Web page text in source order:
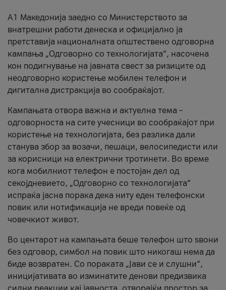
A1 Македонија заедно со Министерството за
внатрешни работи денеска и официјално ја
претставија националната општествено одговорна
кампања „Одговорно со технологијата“, насочена
кон подигнување на јавната свест за ризиците од
неодговорно користење мобилен телефон и
дигитална дистракција во сообраќајот.
Кампањата отвора важна и актуелна тема –
одговорноста на сите учесници во сообраќајот при
користење на технологијата, без разлика дали
станува збор за возачи, пешаци, велосипедисти или
за корисници на електрични тротинети. Во време
кога мобилниот телефон е постојан дел од
секојдневието, „Одговорно со технологијата“
испраќа јасна порака дека ниту еден телефонски
повик или нотификација не вреди повеќе од
човечкиот живот.
Во центарот на кампањата беше телефон што ѕвони
без одговор, симбол на повик што никогаш нема да
биде возвратен. Со пораката „Јави се и слушни“,
иницијативата во изминатите денови предизвика